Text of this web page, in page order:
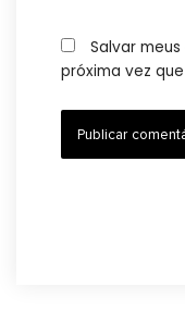
Salvar
próxima vez